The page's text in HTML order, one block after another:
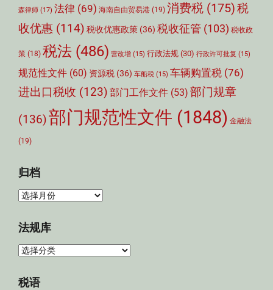
森律师 (17) 法律 (69) 海南自由贸易港 (19) 消费税 (175)税
收优惠 (114) 税收优惠政策 (36) 税收征管 (103) 税收政
策 (18) 税法 (486) 营改增 (15) 行政法规 (30) 行政许可批复 (15)
规范性文件 (60) 资源税 (36) 车船税 (15) 车辆购置税 (76)
进出口税收 (123) 部门工作文件 (53) 部门规章
(136)部门规范性文件 (1848) 金融法
(19)
归档
归
法规库
法
库
税语